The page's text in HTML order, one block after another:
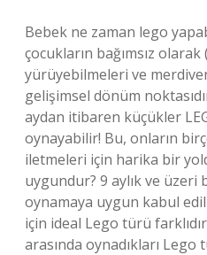
Bebek ne zaman lego
çocukların bağımsız
yürüyebilmeleri ve
gelişimsel dönüm
aydan itibaren küçükler
oynayabilir! Bu, onların
iletmeleri için harika bir
uygundur? 9 aylık ve üzeri
oynamaya uygun kabul
için ideal Lego türü
arasında oynadıkları Lego